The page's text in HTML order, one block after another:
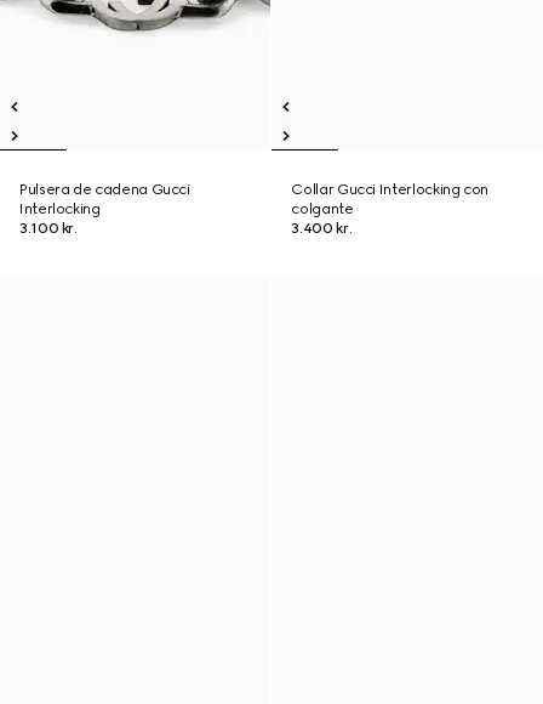
Pulsera de cadena Gucci
Interlocking
3.100 kr.
Collar Gucci Interlocking con
colgante
3.400 kr.